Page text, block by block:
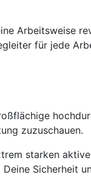
Arbeitsweise
für jede
zuzuschauen.
starken
Sicherheit